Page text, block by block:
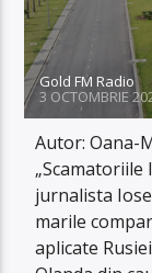
Gold FM Radio
3 OCTOMBRIE
Autor:
„Scamatoriile
jurnalista
marile
aplicate